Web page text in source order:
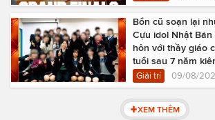
Bổn cũ soạn lại
Cựu idol Nhật
hôn với thầy giáo
tuổi sau 7 năm
Giải trí 09/08/
XEM THÊM